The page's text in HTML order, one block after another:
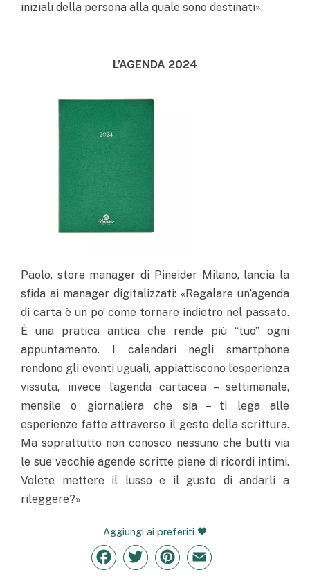
iniziali della persona alla quale sono destinati».
L’AGENDA 2024
Paolo, store manager di Pineider Milano, lancia la
sfida ai manager digitalizzati: «Regalare un’agenda
di carta è un po’ come tornare indietro nel passato.
È una pratica antica che rende più “tuo” ogni
appuntamento. I calendari negli smartphone
rendono gli eventi uguali, appiattiscono l’esperienza
vissuta, invece l’agenda cartacea – settimanale,
mensile o giornaliera che sia – ti lega alle
esperienze fatte attraverso il gesto della scrittura.
Ma soprattutto non conosco nessuno che butti via
le sue vecchie agende scritte piene di ricordi intimi.
Volete mettere il lusso e il gusto di andarli a
rileggere?»
Aggiungi ai preferiti
Facebook
TwitterPinterestEmail